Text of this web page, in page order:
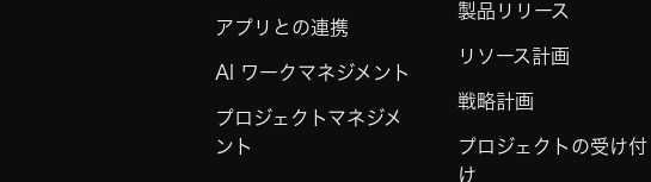
アプリとの連携
AI ワークマネジメント
プロジェクトマネジメ
ント
製品リリース
リソース計画
戦略計画
プロジェクトの受け付
け